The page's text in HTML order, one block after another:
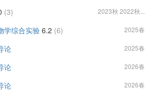
(3) 2023秋 2022秋...
学综合实验 6.2 (6) 2025春
论 2025春
论 2026春
论 2026春